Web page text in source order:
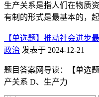
生产关系是指人们在物质
有制的形式是最基本的，
【单选题】推动社会进步
政治 发表于 2024-12-21
题目答案网导读：【单选
产关系 D、生产力